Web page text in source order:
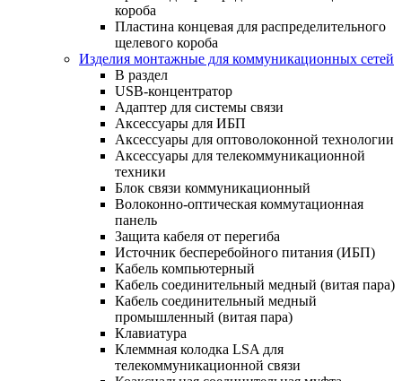
короба
Пластина концевая для распределительного
щелевого короба
Изделия монтажные для коммуникационных сетей
В раздел
USB-концентратор
Адаптер для системы связи
Аксессуары для ИБП
Аксессуары для оптоволоконной технологии
Аксессуары для телекоммуникационной
техники
Блок связи коммуникационный
Волоконно-оптическая коммутационная
панель
Защита кабеля от перегиба
Источник бесперебойного питания (ИБП)
Кабель компьютерный
Кабель соединительный медный (витая пара)
Кабель соединительный медный
промышленный (витая пара)
Клавиатура
Клеммная колодка LSA для
телекоммуникационной связи